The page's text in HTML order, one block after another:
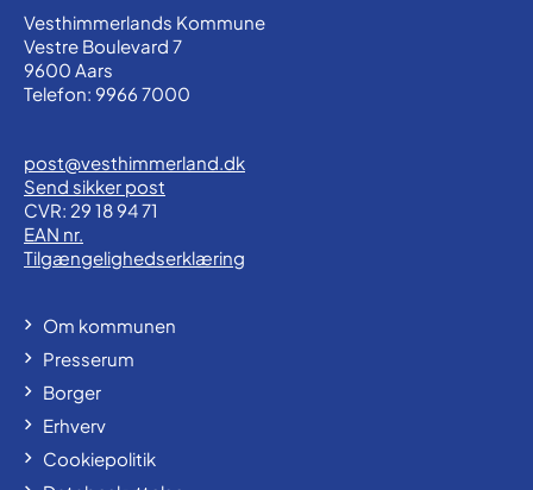
Vesthimmerlands Kommune
Vestre Boulevard 7
9600 Aars
Telefon: 9966 7000
post@vesthimmerland.dk
Send sikker post
CVR: 29 18 94 71
EAN nr.
Tilgængelighedserklæring
Om kommunen
Presserum
Borger
Erhverv
Cookiepolitik